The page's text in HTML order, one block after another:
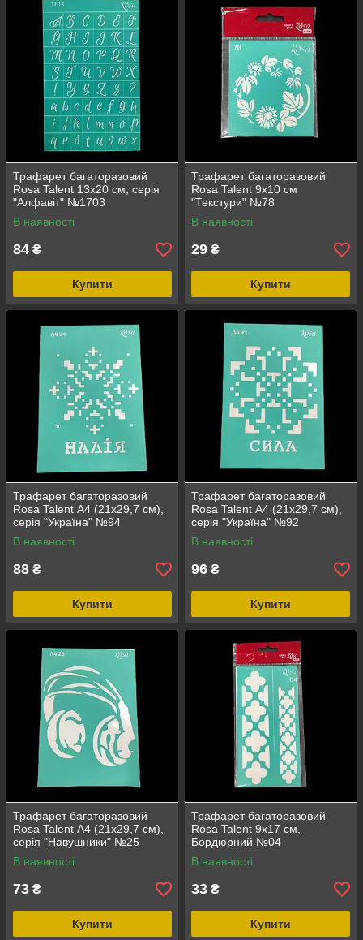
Трафарет багаторазовий
Rosa Talent 13х20 см, серія
"Алфавіт" №1703
В наявності
84 ₴
Купити
Трафарет багаторазовий
Rosa Talent 9х10 см
"Текстури" №78
В наявності
29 ₴
Купити
Трафарет багаторазовий
Rosa Talent А4 (21х29,7 см),
серія "Україна" №94
В наявності
88 ₴
Купити
Трафарет багаторазовий
Rosa Talent А4 (21х29,7 см),
серія "Україна" №92
В наявності
96 ₴
Купити
Трафарет багаторазовий
Rosa Talent А4 (21х29,7 см),
серія "Навушники" №25
В наявності
73 ₴
Купити
Трафарет багаторазовий
Rosa Talent 9х17 см,
Бордюрний №04
В наявності
33 ₴
Купити